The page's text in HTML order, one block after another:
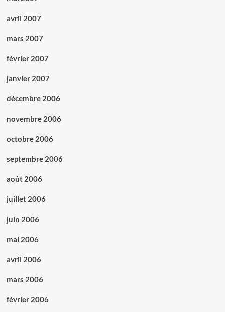
avril 2007
mars 2007
février 2007
janvier 2007
décembre 2006
novembre 2006
octobre 2006
septembre 2006
août 2006
juillet 2006
juin 2006
mai 2006
avril 2006
mars 2006
février 2006